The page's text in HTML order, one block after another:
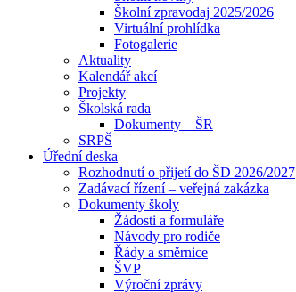
Školní zpravodaj 2025/2026
Virtuální prohlídka
Fotogalerie
Aktuality
Kalendář akcí
Projekty
Školská rada
Dokumenty – ŠR
SRPŠ
Úřední deska
Rozhodnutí o přijetí do ŠD 2026/2027
Zadávací řízení – veřejná zakázka
Dokumenty školy
Žádosti a formuláře
Návody pro rodiče
Řády a směrnice
ŠVP
Výroční zprávy